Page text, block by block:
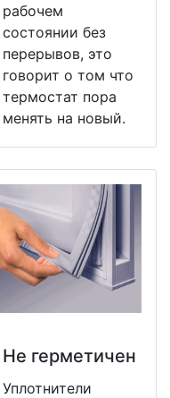
рабочем
состоянии без
перерывов, это
говорит о том что
термостат пора
менять на новый.
Не герметичен
Уплотнители